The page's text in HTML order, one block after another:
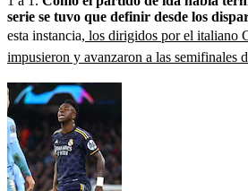
serie se tuvo que definir desde los
esta instancia, los dirigidos por el italiano
impusieron y avanzaron a las semifinales